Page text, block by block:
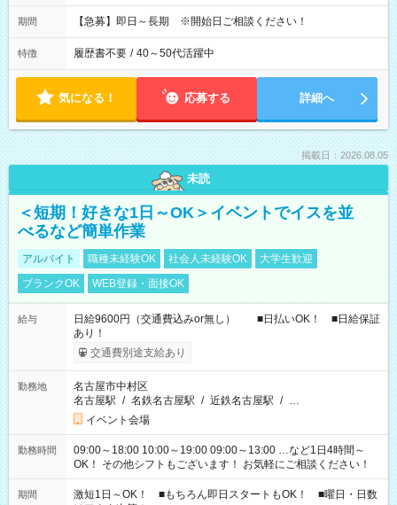
期間 【急募】即日～長期 ※開始日ご相談ください！
特徴 履歴書不要 / 40～50代活躍中
気になる！ 応募する 詳細へ
掲載日：2026.08.05
未読
＜短期！好きな1日～OK＞イベントでイスを並
べるなど簡単作業
アルバイト 職種未経験OK 社会人未経験OK
大学生歓迎
ブランクOK
WEB登録・面接OK
給与
日給9600円（交通費込みor無し） ■日払いOK！ ■日給保証
あり！
交通費別途支給あり
勤務地
名古屋市中村区
名古屋駅 / 名鉄名古屋駅 / 近鉄名古屋駅 / …
イベント会場
勤務時間
09:00～18:00 10:00～19:00 09:00～13:00 …など1日4時間～
OK！ その他シフトもございます！ お気軽にご相談ください！
期間
激短1日～OK！ ■もちろん即日スタートもOK！ ■曜日・日数